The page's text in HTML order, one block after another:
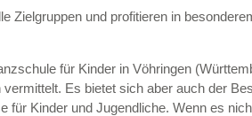
Zielgruppen und profitieren in
für Kinder in Vöhringen
Es bietet sich aber auch der
für Kinder und Jugendliche. Wenn es